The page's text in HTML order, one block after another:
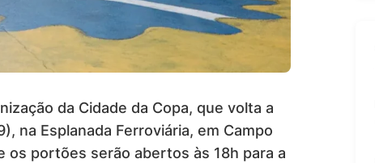
da Cidade da Copa, que volta a
na Esplanada Ferroviária, em Campo
os portões serão abertos às 18h para a